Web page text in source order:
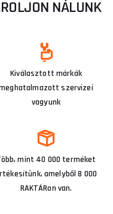
NÁLUNK
Kiválasztott márkák
szervizei
vagyunk
mint 40 000 terméket
amelyből 8 000
RAKTÁRon van.